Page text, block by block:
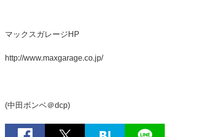
マックスガレージHP
http://www.maxgarage.co.jp/
(中田ボンベ＠dcp)